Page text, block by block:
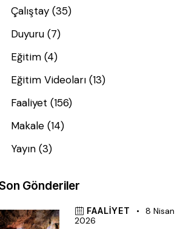
Çalıştay (35)
Duyuru (7)
Eğitim (4)
Eğitim Videoları (13)
Faaliyet (156)
Makale (14)
Yayın (3)
Gönderiler
FAALIYET
8 Nisan
2026